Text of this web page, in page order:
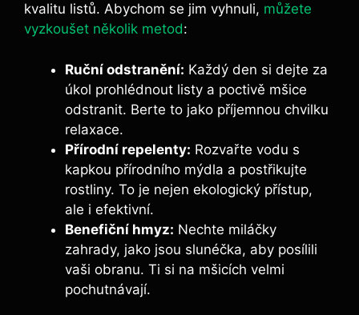
kvalitu listů. ⁢Abychom se jim vyhnuli, můžete
vyzkoušet několik metod:
Ruční odstranění: Každý ⁤den si dejte za
úkol prohlédnout listy a poctivě mšice
odstranit.⁢ Berte to⁢ jako příjemnou chvilku
relaxace.
Přírodní​ repelenty: ‍Rozvařte vodu s
kapkou ‍přírodního ‍mýdla a postřikujte
rostliny. To je nejen ekologický přístup,
ale i⁤ efektivní.
Benefiční hmyz: Nechte miláčky⁢
zahrady, ⁤jako jsou slunéčka, aby posílili
⁤vaši obranu. Ti si na mšicích velmi
pochutnávají.